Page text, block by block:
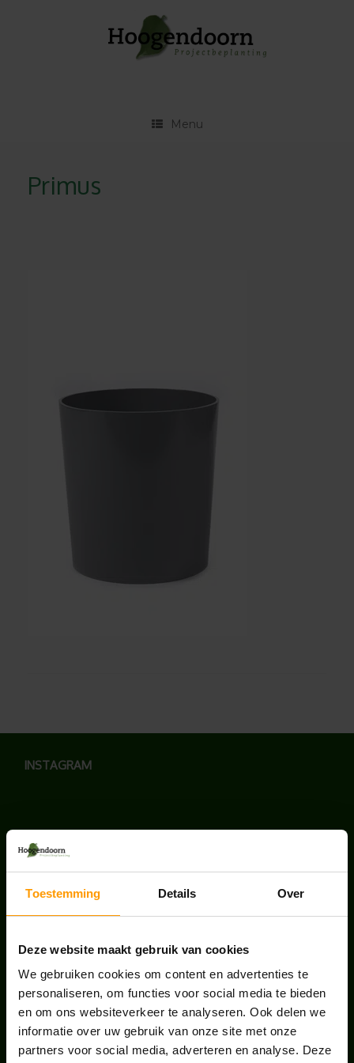
Toestemming Details Over
Deze website maakt gebruik van cookies
We gebruiken cookies om content en advertenties te
personaliseren, om functies voor social media te bieden
en om ons websiteverkeer te analyseren. Ook delen we
informatie over uw gebruik van onze site met onze
partners voor social media, adverteren en analyse. Deze
Menu
Primus
INSTAGRAM
LAATSTE NIEUWS
PAKKEN WE HET AAN
augustus 7, 2026
UNION HOUSE UTRECHT
juli 28, 2026